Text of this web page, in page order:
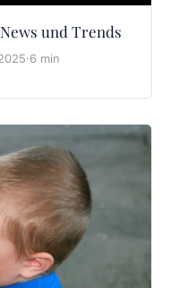
und Trends
·6 min